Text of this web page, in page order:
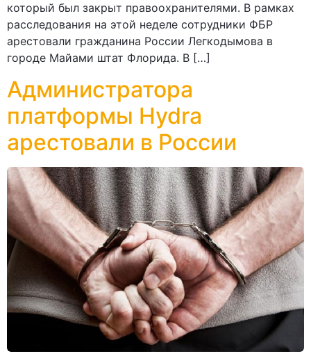
который был закрыт правоохранителями. В рамках
расследования на этой неделе сотрудники ФБР
арестовали гражданина России Легкодымова в
городе Майами штат Флорида. В […]
Администратора
платформы Hydra
арестовали в России